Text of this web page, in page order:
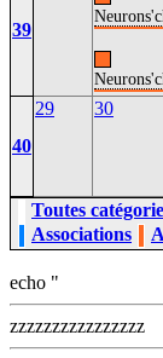
39
40
29 30
Toutes
Associations
echo "
zzzzzzzzzzzzzzzz